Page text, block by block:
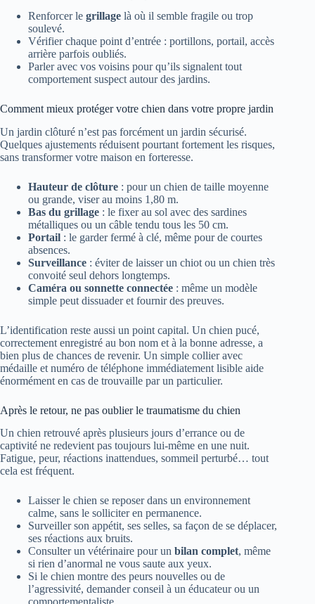
Renforcer le grillage là où il semble fragile ou trop
soulevé.
Vérifier chaque point d’entrée : portillons, portail, accès
arrière parfois oubliés.
Parler avec vos voisins pour qu’ils signalent tout
comportement suspect autour des jardins.
Comment mieux protéger votre chien dans votre propre jardin
Un jardin clôturé n’est pas forcément un jardin sécurisé.
Quelques ajustements réduisent pourtant fortement les risques,
sans transformer votre maison en forteresse.
Hauteur de clôture : pour un chien de taille moyenne
ou grande, viser au moins 1,80 m.
Bas du grillage : le fixer au sol avec des sardines
métalliques ou un câble tendu tous les 50 cm.
Portail : le garder fermé à clé, même pour de courtes
absences.
Surveillance : éviter de laisser un chiot ou un chien très
convoité seul dehors longtemps.
Caméra ou sonnette connectée : même un modèle
simple peut dissuader et fournir des preuves.
L’identification reste aussi un point capital. Un chien pucé,
correctement enregistré au bon nom et à la bonne adresse, a
bien plus de chances de revenir. Un simple collier avec
médaille et numéro de téléphone immédiatement lisible aide
énormément en cas de trouvaille par un particulier.
Après le retour, ne pas oublier le traumatisme du chien
Un chien retrouvé après plusieurs jours d’errance ou de
captivité ne redevient pas toujours lui-même en une nuit.
Fatigue, peur, réactions inattendues, sommeil perturbé… tout
cela est fréquent.
Laisser le chien se reposer dans un environnement
calme, sans le solliciter en permanence.
Surveiller son appétit, ses selles, sa façon de se déplacer,
ses réactions aux bruits.
Consulter un vétérinaire pour un bilan complet, même
si rien d’anormal ne vous saute aux yeux.
Si le chien montre des peurs nouvelles ou de
l’agressivité, demander conseil à un éducateur ou un